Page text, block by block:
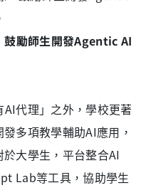
鼓勵師生開發Agentic AI
代理」之外，學校更著
多項教學輔助AI應用，
大學生，平台整合AI
Lab等工具，協助學生